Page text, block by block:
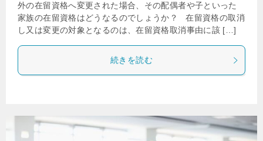
外の在留資格へ変更された場合、その配偶者や子といった
家族の在留資格はどうなるのでしょうか？ 在留資格の取消
し又は変更の対象となるのは、在留資格取消事由に該 […]
続きを読む